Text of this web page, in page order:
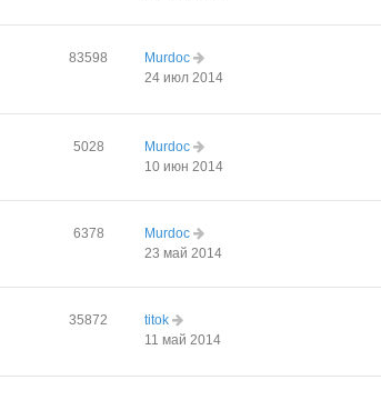
83598
Murdoc
24 июл 2014
5028
Murdoc
10 июн 2014
6378
Murdoc
23 май 2014
35872
titok
11 май 2014